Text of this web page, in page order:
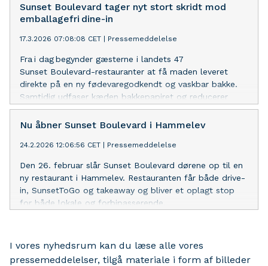
Sunset Boulevard tager nyt stort skridt mod
emballagefri dine-in
17.3.2026 07:08:08 CET | Pressemeddelelse
Fra i dag begynder gæsterne i landets 47
Sunset Boulevard-restauranter at få maden leveret
direkte på en ny fødevaregodkendt og vaskbar bakke.
Samtidig udfaser kæden bakkepapiret og reducerer
årligt forbruget af engangsemballage med omkring 2,7
millioner stykker papir. Med ændringen bliver Sunset
der går væk fra bakkepapir ved dine-in.
Nu åbner Sunset Boulevard i Hammelev
24.2.2026 12:06:56 CET | Pressemeddelelse
Den 26. februar slår Sunset Boulevard dørene op til en
ny restaurant i Hammelev. Restauranten får både drive-
in, SunsetToGo og takeaway og bliver et oplagt stop
for både lokale og forbipasserende.
I vores nyhedsrum kan du læse alle vores
pressemeddelelser, tilgå materiale i form af billeder